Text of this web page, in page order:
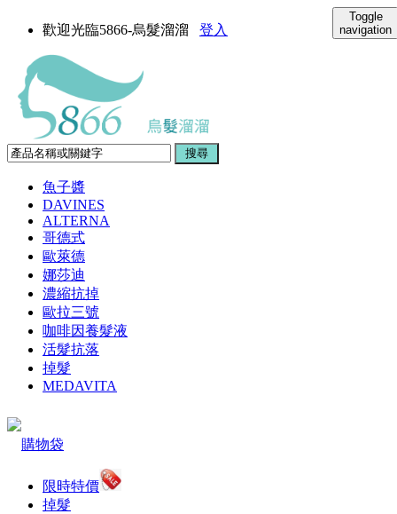
歡迎光臨5866-烏髮溜溜 登入
Toggle
navigation
魚子醬
DAVINES
ALTERNA
哥德式
歐萊德
娜莎迪
濃縮抗掉
歐拉三號
咖啡因養髮液
活髮抗落
掉髮
MEDAVITA
購物袋
限時特價
掉髮